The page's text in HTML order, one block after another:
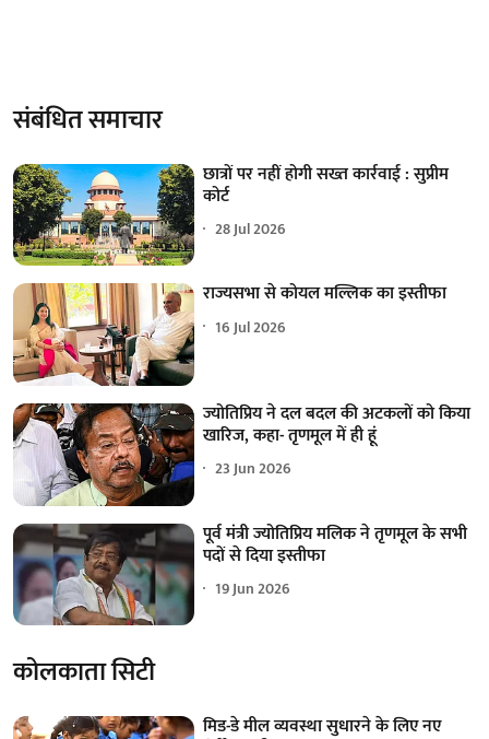
संबंधित समाचार
छात्रों पर नहीं होगी सख्त कार्रवाई : सुप्रीम
कोर्ट
28 Jul 2026
राज्यसभा से कोयल मल्लिक का इस्तीफा
16 Jul 2026
ज्योतिप्रिय ने दल बदल की अटकलों को किया
खारिज, कहा- तृणमूल में ही हूं
23 Jun 2026
पूर्व मंत्री ज्योतिप्रिय मलिक ने तृणमूल के सभी
पदों से दिया इस्तीफा
19 Jun 2026
कोलकाता सिटी
मिड-डे मील व्यवस्था सुधारने के लिए नए